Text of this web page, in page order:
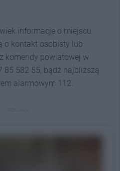
informacje o miejscu
o kontakt osobisty lub
komendy powiatowej w
85 582 55, bądź najbliższą
alarmowym 112.